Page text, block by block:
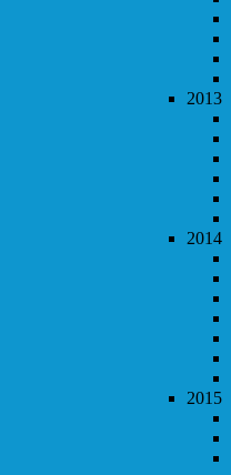
2013
2014
2015